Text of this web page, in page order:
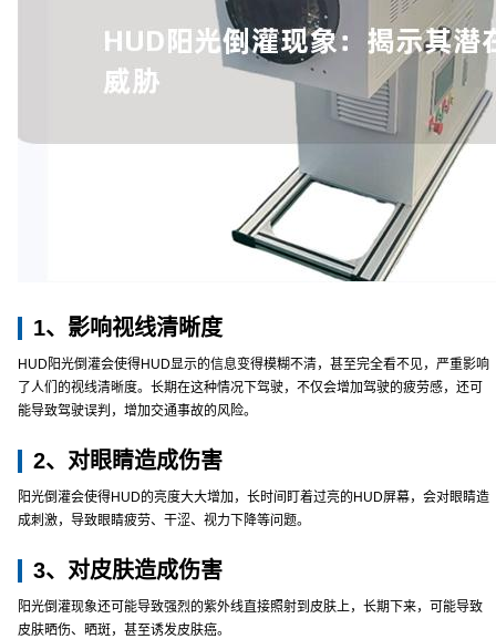
1、影响视线清晰度
HUD阳光倒灌会使得HUD显示的信息变得模糊不清，甚至完全看不见，严重影响
了人们的视线清晰度。长期在这种情况下驾驶，不仅会增加驾驶的疲劳感，还可
能导致驾驶误判，增加交通事故的风险。
2、对眼睛造成伤害
阳光倒灌会使得HUD的亮度大大增加，长时间盯着过亮的HUD屏幕，会对眼睛造
成刺激，导致眼睛疲劳、干涩、视力下降等问题。
3、对皮肤造成伤害
阳光倒灌现象还可能导致强烈的紫外线直接照射到皮肤上，长期下来，可能导致
皮肤晒伤、晒斑，甚至诱发皮肤癌。